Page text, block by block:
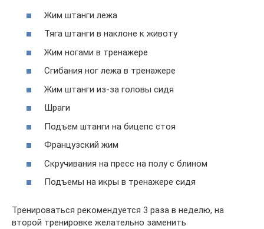
Жим штанги лежа
Тяга штанги в наклоне к животу
Жим ногами в тренажере
Сгибания ног лежа в тренажере
Жим штанги из-за головы сидя
Шраги
Подъем штанги на бицепс стоя
Французский жим
Скручивания на пресс на полу с блином
Подъемы на икры в тренажере сидя
Тренироваться рекомендуется 3 раза в неделю, на
второй тренировке желательно заменить